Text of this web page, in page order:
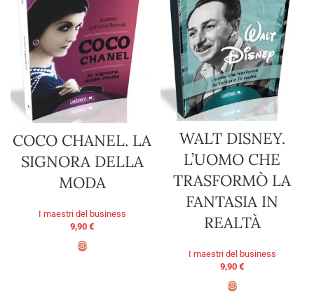
COCO CHANEL. LA
SIGNORA DELLA
MODA
I maestri del business
9,90 €
WALT DISNEY.
L’UOMO CHE
TRASFORMÒ LA
FANTASIA IN
REALTÀ
I maestri del business
9,90 €